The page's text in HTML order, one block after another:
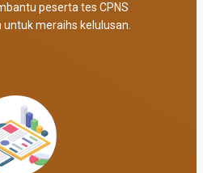
peserta tes CPNS
meraihs kelulusan.